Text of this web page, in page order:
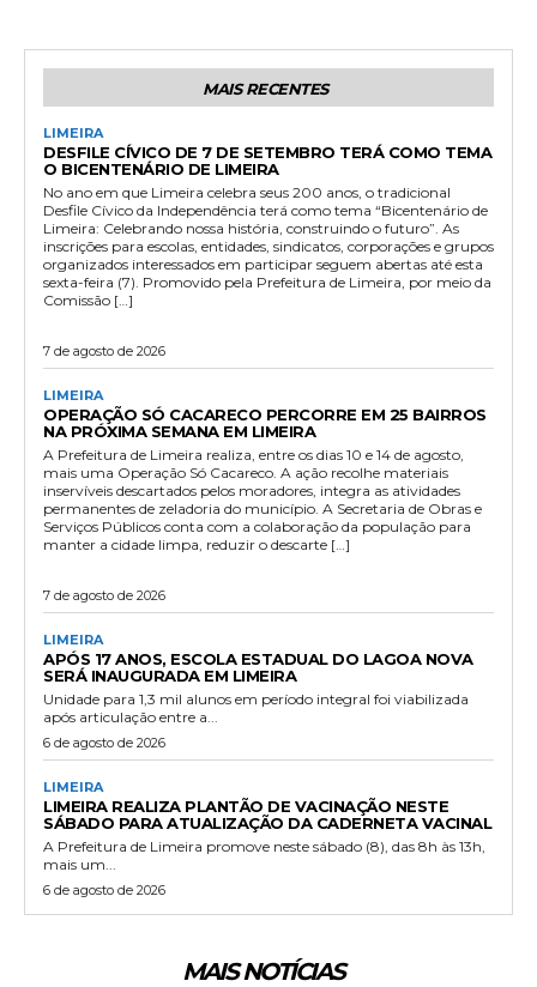
MAIS RECENTES
LIMEIRA
DESFILE CÍVICO DE 7 DE SETEMBRO TERÁ COMO TEMA
O BICENTENÁRIO DE LIMEIRA
No ano em que Limeira celebra seus 200 anos, o tradicional
Desfile Cívico da Independência terá como tema “Bicentenário de
Limeira: Celebrando nossa história, construindo o futuro”. As
inscrições para escolas, entidades, sindicatos, corporações e grupos
organizados interessados em participar seguem abertas até esta
sexta-feira (7). Promovido pela Prefeitura de Limeira, por meio da
Comissão […]
7 de agosto de 2026
LIMEIRA
OPERAÇÃO SÓ CACARECO PERCORRE EM 25 BAIRROS
NA PRÓXIMA SEMANA EM LIMEIRA
A Prefeitura de Limeira realiza, entre os dias 10 e 14 de agosto,
mais uma Operação Só Cacareco. A ação recolhe materiais
inservíveis descartados pelos moradores, integra as atividades
permanentes de zeladoria do município. A Secretaria de Obras e
Serviços Públicos conta com a colaboração da população para
manter a cidade limpa, reduzir o descarte […]
7 de agosto de 2026
LIMEIRA
APÓS 17 ANOS, ESCOLA ESTADUAL DO LAGOA NOVA
SERÁ INAUGURADA EM LIMEIRA
Unidade para 1,3 mil alunos em período integral foi viabilizada
após articulação entre a...
6 de agosto de 2026
LIMEIRA
LIMEIRA REALIZA PLANTÃO DE VACINAÇÃO NESTE
SÁBADO PARA ATUALIZAÇÃO DA CADERNETA VACINAL
A Prefeitura de Limeira promove neste sábado (8), das 8h às 13h,
mais um...
6 de agosto de 2026
MAIS NOTÍCIAS